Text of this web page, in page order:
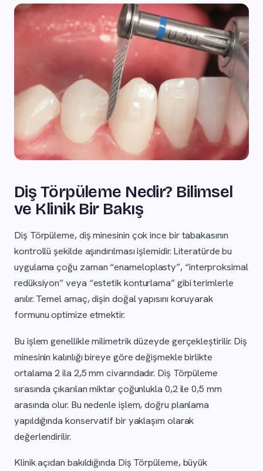
Diş Törpüleme Nedir? Bilimsel
ve Klinik Bir Bakış
Diş Törpüleme, diş minesinin çok ince bir tabakasının
kontrollü şekilde aşındırılması işlemidir. Literatürde bu
uygulama çoğu zaman “enameloplasty”, “interproksimal
redüksiyon” veya “estetik konturlama” gibi terimlerle
anılır. Temel amaç, dişin doğal yapısını koruyarak
formunu optimize etmektir.
Bu işlem genellikle milimetrik düzeyde gerçekleştirilir. Diş
minesinin kalınlığı bireye göre değişmekle birlikte
ortalama 2 ila 2,5 mm civarındadır. Diş Törpüleme
sırasında çıkarılan miktar çoğunlukla 0,2 ile 0,5 mm
arasında olur. Bu nedenle işlem, doğru planlama
yapıldığında konservatif bir yaklaşım olarak
değerlendirilir.
Klinik açıdan bakıldığında Diş Törpüleme, büyük